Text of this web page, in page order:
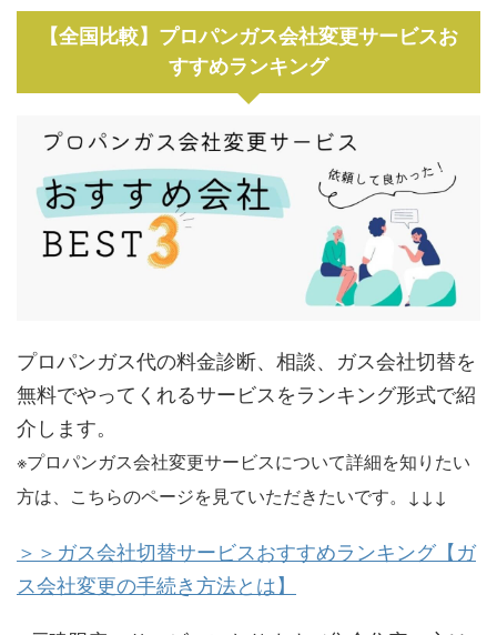
【全国比較】プロパンガス会社変更サービスお
すすめランキング
プロパンガス代の料金診断、相談、ガス会社切替を
無料でやってくれるサービスをランキング形式で紹
介します。
※プロパンガス会社変更サービスについて詳細を知りたい
方は、こちらのページを見ていただきたいです。↓↓↓
＞＞ガス会社切替サービスおすすめランキング【ガ
ス会社変更の手続き方法とは】